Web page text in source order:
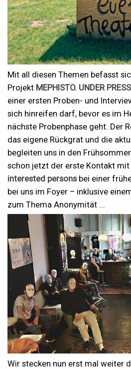
Mit all diesen Themen befasst
Projekt MEPHISTO. UNDER
einer ersten Proben- und
sich hinreifen darf, bevor es im
nächste Probenphase geht. Der
das eigene Rückgrat und die
begleiten uns in den
schon jetzt der erste Kontakt mit
interested personsbei einer
bei uns im Foyer – inklusive
zum Thema Anonymität ...
Wir stecken nun erst mal weiter